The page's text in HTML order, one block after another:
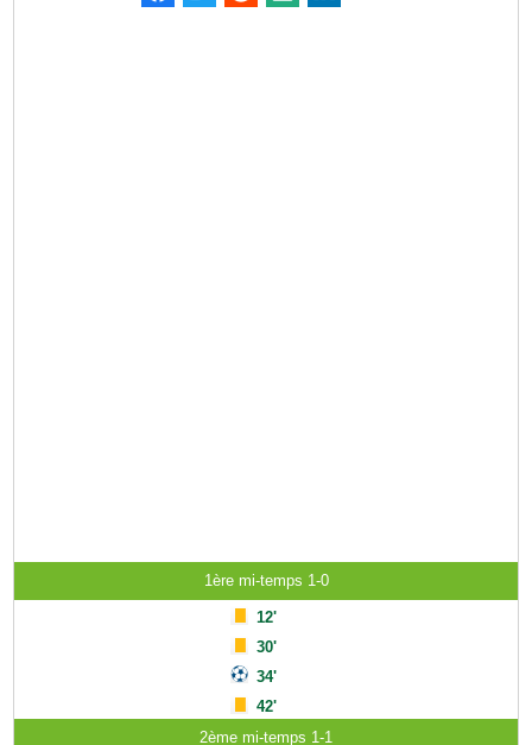
1ère mi-temps 1-0
12'
30'
34'
42'
2ème mi-temps 1-1